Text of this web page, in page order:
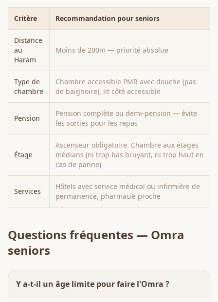
Critère Recommandation pour seniors
Distance
au
Haram
Moins de 200m — priorité absolue
Type de
chambre
Chambre accessible PMR avec douche (pas
de baignoire), lit côté accessible
Pension
Pension complète ou demi-pension — évite
les sorties pour les repas
Étage
Ascenseur obligatoire. Chambre aux étages
médians (ni trop bas bruyant, ni trop haut en
cas de panne)
Services
Hôtels avec service médical ou infirmière de
permanence, pharmacie proche
Questions fréquentes — Omra
seniors
Y a-t-il un âge limite pour faire l'Omra ?